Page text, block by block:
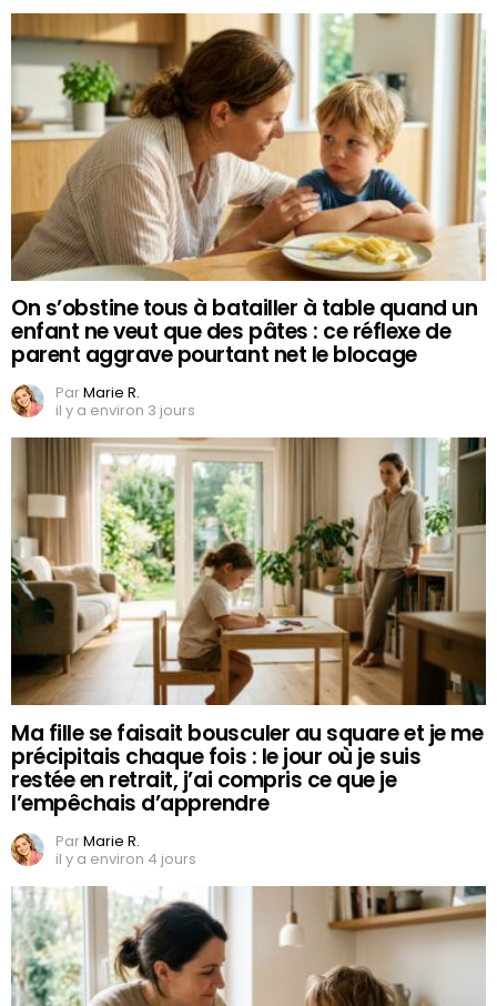
On s’obstine tous à batailler à table quand un
enfant ne veut que des pâtes : ce réflexe de
parent aggrave pourtant net le blocage
ParMarie R.
il y a environ 3 jours
Ma fille se faisait bousculer au square et je me
précipitais chaque fois : le jour où je suis
restée en retrait, j’ai compris ce que je
l’empêchais d’apprendre
ParMarie R.
il y a environ 4 jours